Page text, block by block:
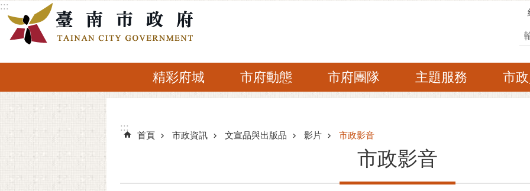
跳到主要內容區塊
:::
精彩府城 市府動態 市府團隊 主題服務 市
:::
:::
首頁 市政資訊 文宣品與出版品 影片 市政影音
市政影音